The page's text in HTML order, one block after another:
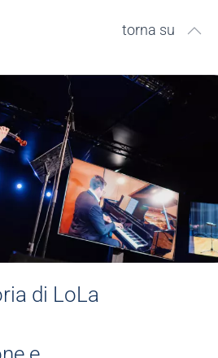
torna su
di LoLa